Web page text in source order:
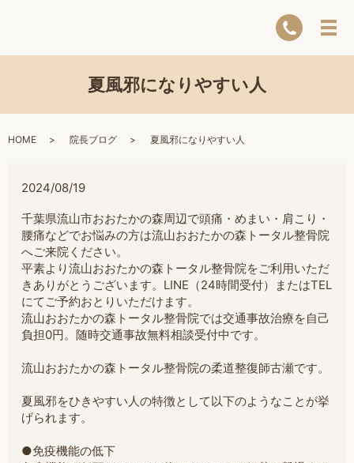
夏風邪になりやすい人
HOME 院長ブログ 夏風邪になりやすい人
2024/08/19
千葉県流山市おおたかの森周辺で頭痛・めまい・肩こり・
腰痛などでお悩みの方は流山おおたかの森トータル整骨院
へご来院ください。
平素より流山おおたかの森トータル整骨院をご利用いただ
きありがとうございます。LINE（24時間受付）またはTEL
にてご予約おとりいただけます。
流山おおたかの森トータル整骨院では交通事故治療を自己
負担0円。随時交通事故無料相談受付中です。
流山おおたかの森トータル整骨院の柔道整復師古瀬です。
夏風邪をひきやすい人の特徴として以下のようなことが挙
げられます。
●免疫機能の低下